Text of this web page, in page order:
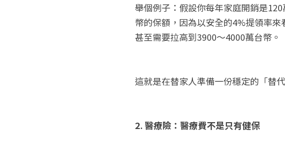
舉個例子：假設你每年家庭開銷是
幣的保額，因為以安全的4%提領率
甚至需要拉高到3900～4000萬台幣。
這就是在替家人準備一份穩定的「替
2. 醫療險：醫療費不是只有健保